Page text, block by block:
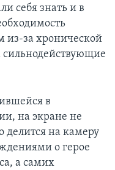
себя знать и в
из-за хронической
сильнодействующие
в
на экране не
делится на камеру
о герое
а самих